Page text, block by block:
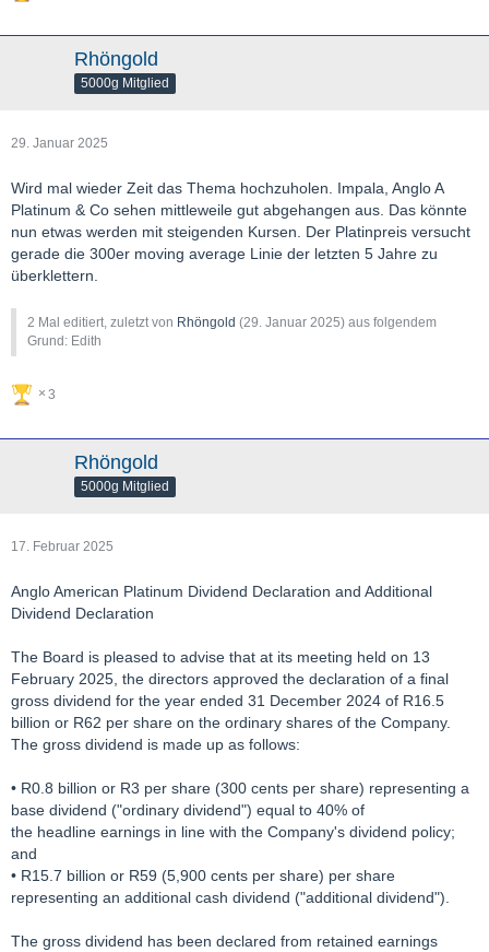
Rhöngold
5000g Mitglied
29. Januar 2025
Wird mal wieder Zeit das Thema hochzuholen. Impala, Anglo A
Platinum & Co sehen mittleweile gut abgehangen aus. Das könnte
nun etwas werden mit steigenden Kursen. Der Platinpreis versucht
gerade die 300er moving average Linie der letzten 5 Jahre zu
überklettern.
2 Mal editiert, zuletzt von Rhöngold (29. Januar 2025) aus folgendem
Grund: Edith
3
Rhöngold
5000g Mitglied
17. Februar 2025
Anglo American Platinum Dividend Declaration and Additional
Dividend Declaration
The Board is pleased to advise that at its meeting held on 13
February 2025, the directors approved the declaration of a final
gross dividend for the year ended 31 December 2024 of R16.5
billion or R62 per share on the ordinary shares of the Company.
The gross dividend is made up as follows:
• R0.8 billion or R3 per share (300 cents per share) representing a
base dividend ("ordinary dividend") equal to 40% of
the headline earnings in line with the Company's dividend policy;
and
• R15.7 billion or R59 (5,900 cents per share) per share
representing an additional cash dividend ("additional dividend").
The gross dividend has been declared from retained earnings